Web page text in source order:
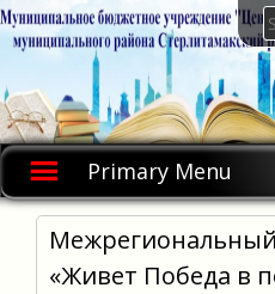
Skip
to
Primary Menu
«Живет Победа в